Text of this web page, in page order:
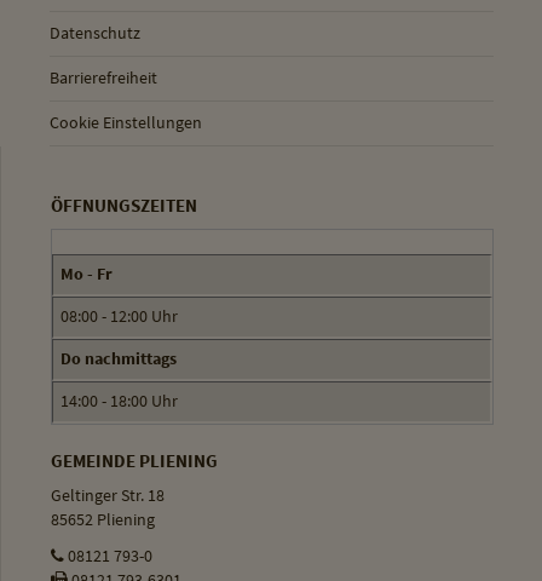
Datenschutz
Barrierefreiheit
Cookie Einstellungen
ÖFFNUNGSZEITEN
Mo - Fr
08:00 - 12:00 Uhr
Do nachmittags
14:00 - 18:00 Uhr
GEMEINDE PLIENING
Geltinger Str. 18
85652 Pliening
08121 793-0